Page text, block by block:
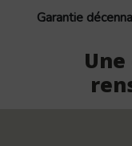
Garantie